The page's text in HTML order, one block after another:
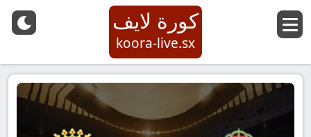
كورة لايف
koora-live.sx